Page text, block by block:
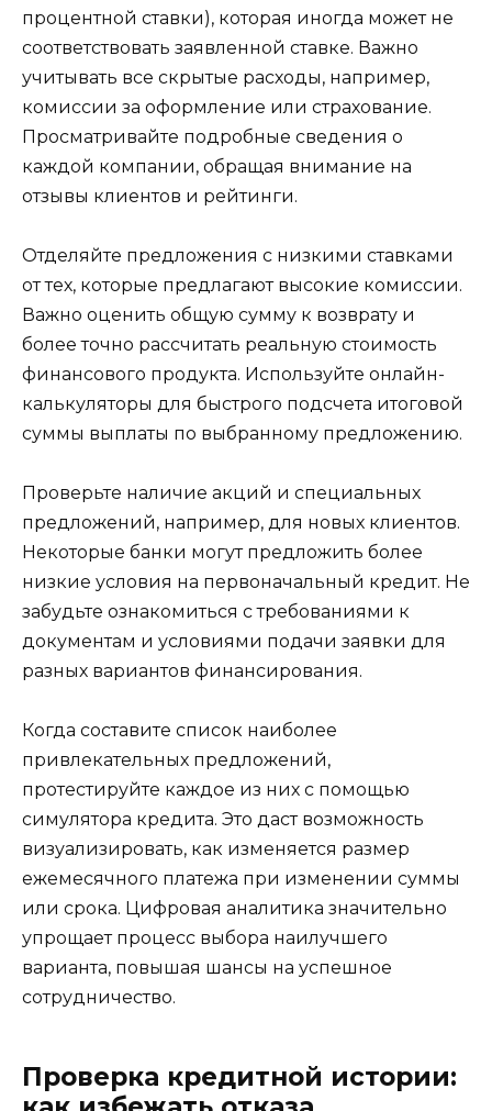
процентной ставки), которая иногда может не
соответствовать заявленной ставке. Важно
учитывать все скрытые расходы, например,
комиссии за оформление или страхование.
Просматривайте подробные сведения о
каждой компании, обращая внимание на
отзывы клиентов и рейтинги.
Отделяйте предложения с низкими ставками
от тех, которые предлагают высокие комиссии.
Важно оценить общую сумму к возврату и
более точно рассчитать реальную стоимость
финансового продукта. Используйте онлайн-
калькуляторы для быстрого подсчета итоговой
суммы выплаты по выбранному предложению.
Проверьте наличие акций и специальных
предложений, например, для новых клиентов.
Некоторые банки могут предложить более
низкие условия на первоначальный кредит. Не
забудьте ознакомиться с требованиями к
документам и условиями подачи заявки для
разных вариантов финансирования.
Когда составите список наиболее
привлекательных предложений,
протестируйте каждое из них с помощью
симулятора кредита. Это даст возможность
визуализировать, как изменяется размер
ежемесячного платежа при изменении суммы
или срока. Цифровая аналитика значительно
упрощает процесс выбора наилучшего
варианта, повышая шансы на успешное
сотрудничество.
Проверка кредитной истории: